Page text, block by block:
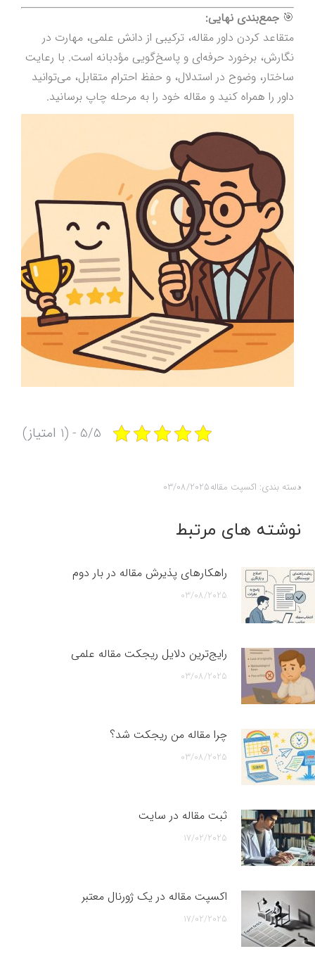
🎯 جمع‌بندی نهایی:
متقاعد کردن داور مقاله، ترکیبی از دانش علمی، مهارت در
نگارش، برخورد حرفه‌ای و پاسخ‌گویی مؤدبانه است. با رعایت
ساختار، وضوح در استدلال، و حفظ احترام متقابل، می‌توانید
داور را همراه کنید و مقاله خود را به مرحله چاپ برسانید.
5/5 - (1 امتیاز)
دسته بندی: اکسپت مقاله03/08/2025
نوشته های مرتبط
راهکارهای پذیرش مقاله در بار دوم
03/08/2025
رایج‌ترین دلایل ریجکت مقاله علمی
03/08/2025
چرا مقاله من ریجکت شد؟
03/08/2025
ثبت مقاله در سایت
17/02/2025
اکسپت مقاله در یک ژورنال معتبر
17/02/2025